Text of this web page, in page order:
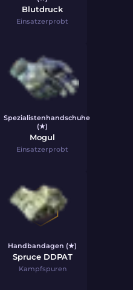
Blutdruck
Einsatzerprobt
Spezialistenhandschuhe
(★)
Mogul
Einsatzerprobt
Handbandagen (★)
Spruce DDPAT
Kampfspuren